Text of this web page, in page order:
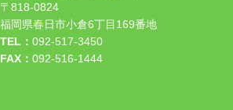
〒818-0824
福岡県春日市小倉6丁目169番地
TEL： 092-517-3450
FAX： 092-516-1444